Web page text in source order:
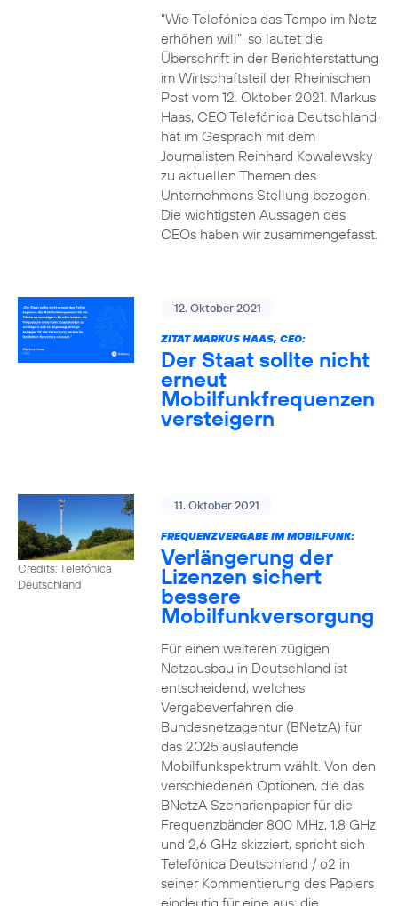
"Wie Telefónica das Tempo im Netz
erhöhen will", so lautet die
Überschrift in der Berichterstattung
im Wirtschaftsteil der Rheinischen
Post vom 12. Oktober 2021. Markus
Haas, CEO Telefónica Deutschland,
hat im Gespräch mit dem
Journalisten Reinhard Kowalewsky
zu aktuellen Themen des
Unternehmens Stellung bezogen.
Die wichtigsten Aussagen des
CEOs haben wir zusammengefasst.
12. Oktober 2021
ZITAT MARKUS HAAS, CEO:
Der Staat sollte nicht
erneut
Mobilfunkfrequenzen
versteigern
Credits: Telefónica
Deutschland
11. Oktober 2021
FREQUENZVERGABE IM MOBILFUNK:
Verlängerung der
Lizenzen sichert
bessere
Mobilfunkversorgung
Für einen weiteren zügigen
Netzausbau in Deutschland ist
entscheidend, welches
Vergabeverfahren die
Bundesnetzagentur (BNetzA) für
das 2025 auslaufende
Mobilfunkspektrum wählt. Von den
verschiedenen Optionen, die das
BNetzA Szenarienpapier für die
Frequenzbänder 800 MHz, 1,8 GHz
und 2,6 GHz skizziert, spricht sich
Telefónica Deutschland / o2 in
seiner Kommentierung des Papiers
eindeutig für eine aus: die